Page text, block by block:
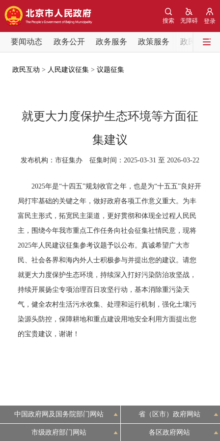
登录
无障碍
搜索
要闻动态 政务公开 政务服务 政策服务 政民互动
要闻动态
各区热点
政策兑现 政策解读 回应关切
决策公开 专题公开
政务服务
个人服务 法人服务 部门服务
便民服务 利企服务 投资项目
参与调查 图说互动
政民互动 > 人民建议征集 > 议题征集
就更大力度保护生态环境等方面征
集建议
发布机构：市征集办 征集时间：2025-03-31 至 2026-03-22
2025年是“十四五”规划收官之年，也是为“十五五”良好开
局打牢基础的关键之年，做好政府各项工作意义重大。为丰
富民主形式，拓宽民主渠道，更好贯彻和体现全过程人民民
主，围绕今年我市重点工作任务向社会征集社情民意，现将
2025年人民建议征集参考议题予以公布。真诚希望广大市
民、社会各界和海内外人士积极参与并提出您的建议。请您
就更大力度保护生态环境，持续深入打好污染防治攻坚战，
持续开展扬尘专项治理百日攻坚行动，基本消除重污染天
气，健全农村生活污水收集、处理和运行机制，强化土壤污
染源头防控，保障耕地和重点建设用地安全利用方面提出您
的宝贵建议，谢谢！
中国政府网及国务院部门网站 省（区市）政府网站
市级政府部门网站 各区政府网站